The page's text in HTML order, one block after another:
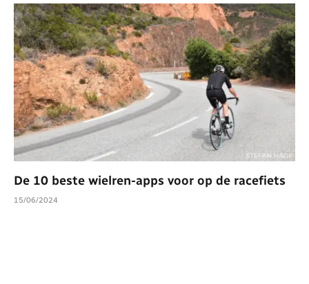
De 10 beste wielren-apps voor op de racefiets
15/06/2024